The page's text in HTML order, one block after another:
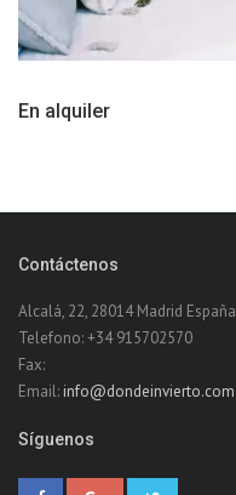
En alquiler
Contáctenos
Alcalá, 22, 28014 Madrid España
Telefono: +34 915702570
Fax:
Email: info@dondeinvierto.com
Síguenos